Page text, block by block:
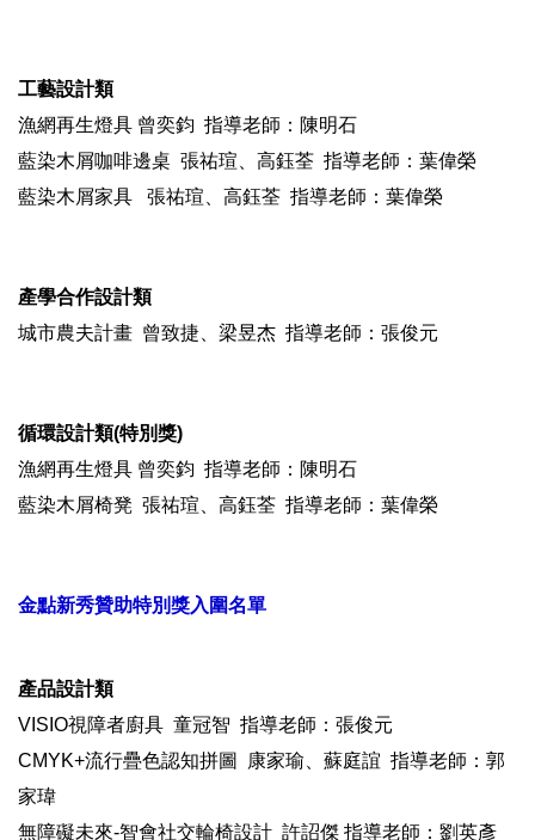
工藝設計類
漁網再生燈具 曾奕鈞 指導老師：陳明石
藍染木屑咖啡邊桌 張祐瑄、高鈺荃 指導老師：葉偉榮
藍染木屑家具 張祐瑄、高鈺荃 指導老師：葉偉榮
產學合作設計類
城市農夫計畫 曾致捷、梁昱杰 指導老師：張俊元
循環設計類(特別獎)
漁網再生燈具 曾奕鈞 指導老師：陳明石
藍染木屑椅凳 張祐瑄、高鈺荃 指導老師：葉偉榮
金點新秀贊助特別獎入圍名單
產品設計類
VISIO視障者廚具 童冠智 指導老師：張俊元
CMYK+流行疊色認知拼圖 康家瑜、蘇庭誼 指導老師：郭
家瑋
無障礙未來-智會社交輪椅設計 許詔傑 指導老師：劉英彥